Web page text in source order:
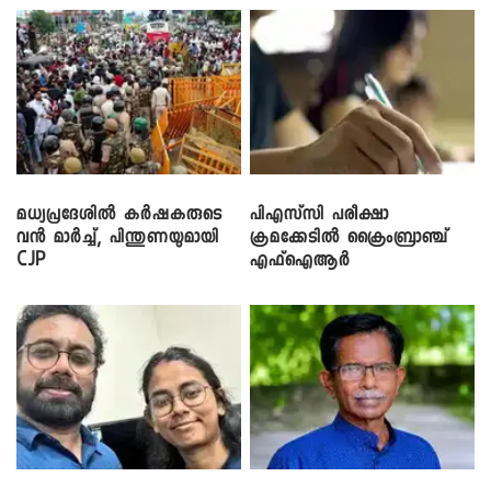
മധ്യപ്രദേശിൽ കർഷകരുടെ
വൻ മാർച്ച്, പിന്തുണയുമായി
CJP
പിഎസ്‌സി പരീക്ഷാ
ക്രമക്കേ‌ടിൽ ക്രൈംബ്രാഞ്ച്
എഫ്ഐആർ